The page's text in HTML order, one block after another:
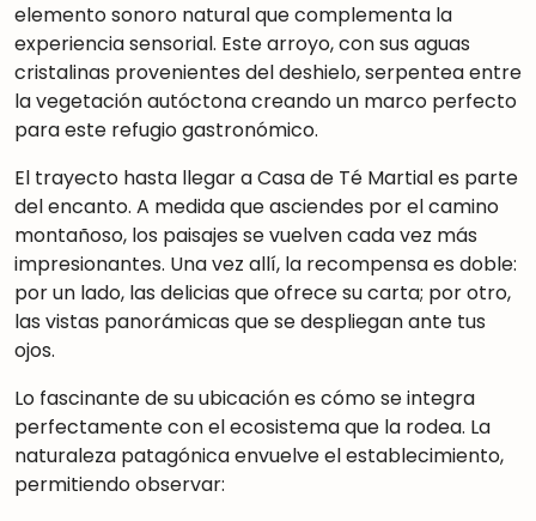
elemento sonoro natural que complementa la
experiencia sensorial. Este arroyo, con sus aguas
cristalinas provenientes del deshielo, serpentea entre
la vegetación autóctona creando un marco perfecto
para este refugio gastronómico.
El trayecto hasta llegar a Casa de Té Martial es parte
del encanto. A medida que asciendes por el camino
montañoso, los paisajes se vuelven cada vez más
impresionantes. Una vez allí, la recompensa es doble:
por un lado, las delicias que ofrece su carta; por otro,
las vistas panorámicas que se despliegan ante tus
ojos.
Lo fascinante de su ubicación es cómo se integra
perfectamente con el ecosistema que la rodea. La
naturaleza patagónica envuelve el establecimiento,
permitiendo observar: